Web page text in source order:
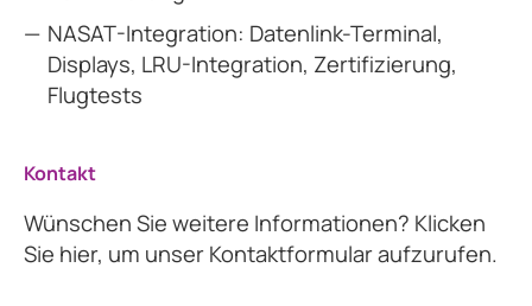
NASAT-Integration: Datenlink-Terminal,
Displays, LRU-Integration, Zertifizierung,
Flugtests
Kontakt
Wünschen Sie weitere Informationen? Klicken
Sie hier, um unser Kontaktformular aufzurufen.